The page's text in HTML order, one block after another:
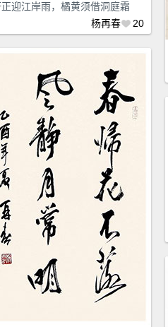
迎江岸雨，橘黄须借洞庭霜
杨再春
20